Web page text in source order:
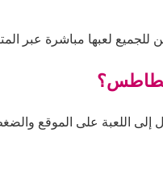
لعبها مباشرة عبر
بطاطس؟
اللعبة على الموقع